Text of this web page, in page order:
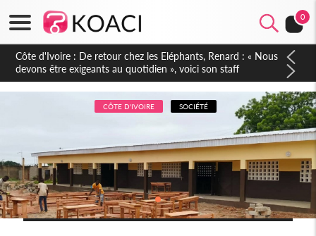
0
Côte d'Ivoire : 66e anniversaire de l'Indépendance, les Forces
de Défense et de Sécurité affichent leur puissance et
réaffirment leur engagement envers la Nation
CÔTE D'IVOIRE SOCIÉTÉ